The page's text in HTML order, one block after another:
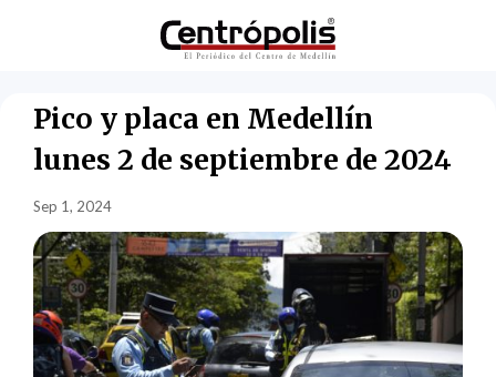
Pico y placa en Medellín
lunes 2 de septiembre de 2024
Sep 1, 2024